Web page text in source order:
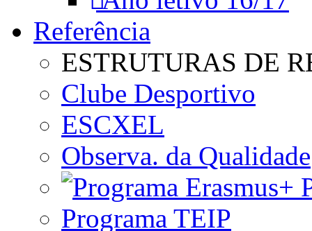
Referência
ESTRUTURAS DE
Clube Desportivo
ESCXEL
Observa. da Qualidade
Programa TEIP